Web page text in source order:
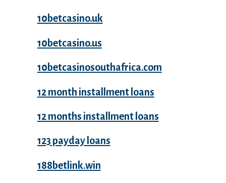
10betcasino.uk
10betcasino.us
10betcasinosouthafrica.com
12 month installment loans
12 months installment loans
123 payday loans
188betlink.win